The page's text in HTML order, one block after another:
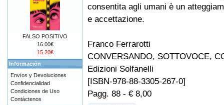
consentita agli umani è un
e accettazione.
Franco Ferrarotti
CONVERSANDO, SOTTOVOCE,
Edizioni Solfanelli
[ISBN-978-88-3305-267-0]
Pagg. 88 - € 8,00
FALSO POSITIVO
16.00€
15.20€
Información
Envíos y Devoluciones
Confidencialidad
Condiciones de Uso
Contáctenos